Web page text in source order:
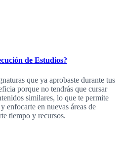
de Estudios?
que ya aprobaste durante tus
porque no tendrás que cursar
similares, lo que te permite
enfocarte en nuevas áreas de
tiempo y recursos.